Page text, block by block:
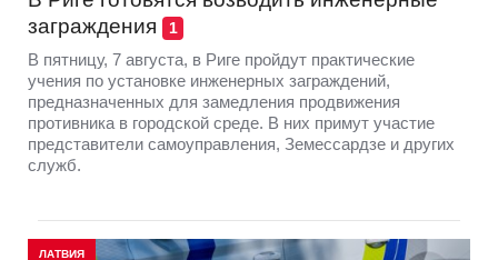
заграждения
1
В пятницу, 7 августа, в Риге пройдут практические
учения по установке инженерных заграждений,
предназначенных для замедления продвижения
противника в городской среде. В них примут участие
представители самоуправления, Земессардзе и других
служб.
ЛАТВИЯ